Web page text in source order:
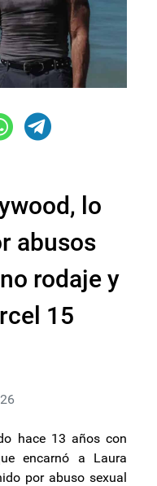
lo
abusos
rodaje y
15
hace 13 años con
encarnó a Laura
por abuso sexual